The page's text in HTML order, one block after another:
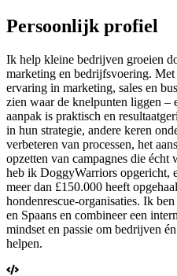
Persoonlijk profiel
Ik help kleine bedrijven groeien
marketing en bedrijfsvoering.
ervaring in marketing, sales en
zien waar de knelpunten liggen –
aanpak is praktisch en
in hun strategie, andere keren
verbeteren van processen, het
opzetten van campagnes die
heb ik DoggyWarriors opgericht,
meer dan £150.000 heeft
hondenrescue-organisaties. Ik
en Spaans en combineer een
mindset en passie om bedrijven
helpen.